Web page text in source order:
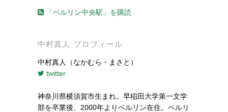
「ベルリン中央駅」を購読
中村真人 プロフィール
中村真人（なかむら・まさと）
twitter
神奈川県横須賀市生まれ。早稲田大学第一文学
部を卒業後、2000年よりベルリン在住。ベルリ